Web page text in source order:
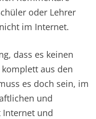
oder Lehrer
im Internet.
dass es keinen
aus den
es doch sein, im
und
Internet und